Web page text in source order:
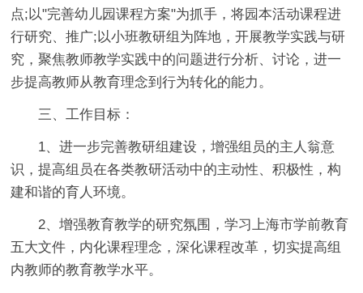
点;以"完善幼儿园课程方案"为抓手，将园本活动课程进
行研究、推广;以小班教研组为阵地，开展教学实践与研
究，聚焦教师教学实践中的问题进行分析、讨论，进一
步提高教师从教育理念到行为转化的能力。
三、工作目标：
1、进一步完善教研组建设，增强组员的主人翁意
识，提高组员在各类教研活动中的主动性、积极性，构
建和谐的育人环境。
2、增强教育教学的研究氛围，学习上海市学前教育
五大文件，内化课程理念，深化课程改革，切实提高组
内教师的教育教学水平。